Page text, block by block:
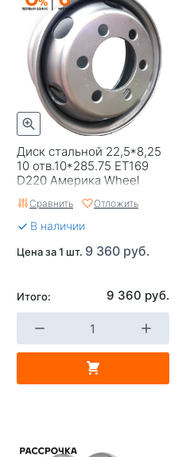
Диск стальной 22,5*8,25
10 отв.10*285.75 ET169
D220 Америка Wheel
Power
Сравнить Отложить
В наличии
Цена за 1 шт. 9 360 руб.
Итого: 9 360 руб.